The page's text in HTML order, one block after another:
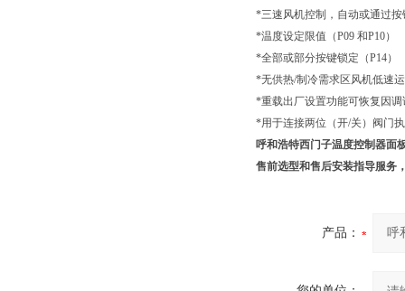
*三速风机控制，自动或通过按
*温度设定限值（P09 和P10）
*全部或部分按键锁定（P14）
*无供热/制冷需求区风机低速
*重载出厂设置功能可恢复因
*用于连接两位（开/关）阀门
呼和浩特西门子温度控制器面
售前选型和售后安装指导服务
产品：